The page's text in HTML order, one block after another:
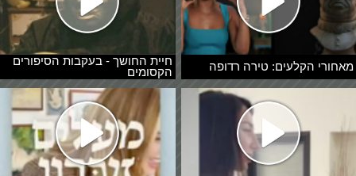
מאחורי הקלעים: טירה רדופה
חיית החושך - בעקבות הסיפורים
הקסומים